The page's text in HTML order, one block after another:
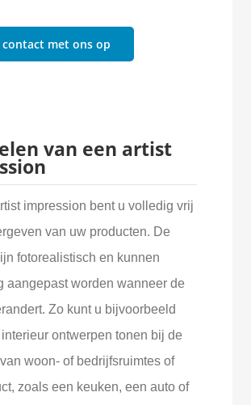
contact met ons op
van een artist
impression bent u volledig vrij
van uw producten. De
fotorealistisch en kunnen
aangepast worden wanneer de
Zo kunt u bijvoorbeeld
ontwerpen tonen bij de
woon- of bedrijfsruimtes of
zoals een keuken, een auto of